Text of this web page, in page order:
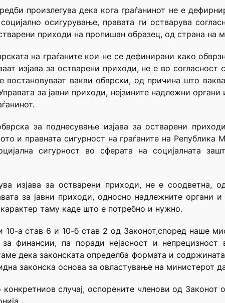
произлегува дека кога граѓанинот не е
осигурување, правата ги остварува
приходи на пропишан образец, од страна на
на граѓаните кои не се дефинирани како
изјава за остварени приходи, не е во
востановуваат вакви обврски, од причина што
за јавни приходи, нејзините надлежни
за поднесување изјава за остварени
и правната сигурност на граѓаните на Република
сигурност во сферата на социјалната
изјава за остварени приходи, не е
за јавни приходи, односно надлежните органи
таму каде што е потребно и нужно.
10-а став 6 и 10-б став 2 од Законот,според наше
финансии, па поради нејасност и
дека законската определба формата и
законска основа за овластување на министерот
случај, оспорените членови од